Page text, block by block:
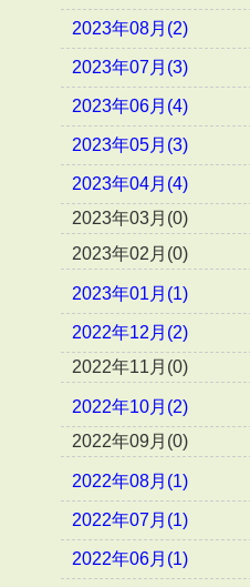
2023年08月(2)
2023年07月(3)
2023年06月(4)
2023年05月(3)
2023年04月(4)
2023年03月(0)
2023年02月(0)
2023年01月(1)
2022年12月(2)
2022年11月(0)
2022年10月(2)
2022年09月(0)
2022年08月(1)
2022年07月(1)
2022年06月(1)